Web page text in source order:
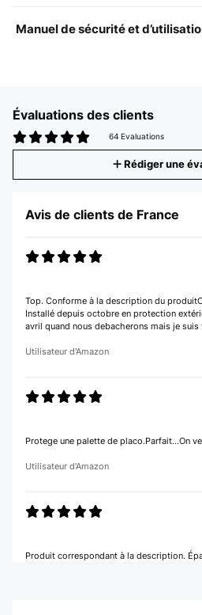
Manuel de sécurité et
Évaluations des clients
64 Evaluations
Rédiger une
Avis de clients de France
Top. Conforme à la description du
Installé depuis octobre en protection
avril quand nous debacherons mais je
Utilisateur d'Amazon
Protege une palette de placo.Parfait...On
Utilisateur d'Amazon
Produit correspondant à la description.